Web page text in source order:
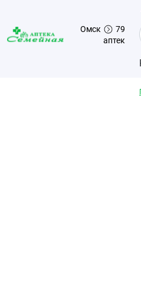
Перейти к основному
Омск
79
аптек